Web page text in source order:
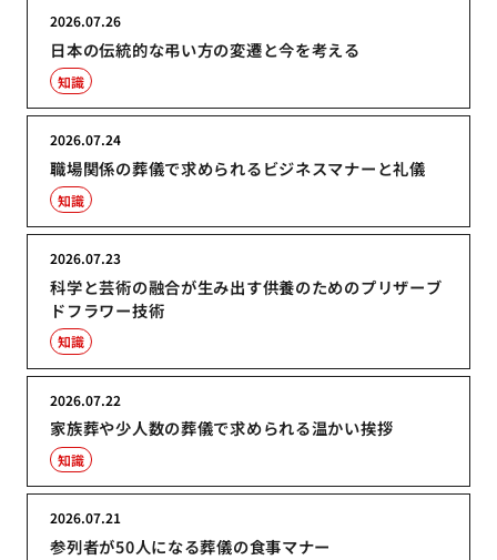
日本の伝統的な弔い方の変遷と今を考える
2026.07.26
知識
職場関係の葬儀で求められるビジネスマナーと礼儀
2026.07.24
知識
科学と芸術の融合が生み出す供養のためのプリザーブ
ドフラワー技術
2026.07.23
知識
家族葬や少人数の葬儀で求められる温かい挨拶
2026.07.22
知識
参列者が50人になる葬儀の食事マナー
2026.07.21